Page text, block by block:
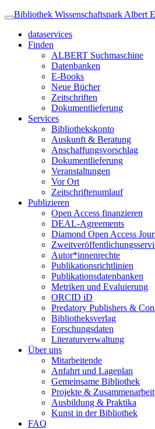
Bibliothek Wissenschaftspark Albert
dataservices
Finden
ALBERT Suchmaschine
Datenbanken
E-Books
Neue Bücher
Zeitschriften
Dokumentlieferung
Services
Bibliothekskonto
Auskunft & Beratung
Anschaffungsvorschlag
Dokumentlieferung
Veranstaltungen
Vor Ort
Zeitschriftenumlauf
Publizieren
Open Access finanzieren
DEAL-Agreements
Diamond Open Access
Autor*innenrechte
Publikationsrichtlinien
Publikationsdatenbanken
Metriken und Evaluierung
ORCID iD
Predatory Publishers &
Bibliotheksverlag
Forschungsdaten
Literaturverwaltung
Über uns
Mitarbeitende
Anfahrt und Lageplan
Gemeinsame Bibliothek
Projekte & Zusammenarbeit
Ausbildung & Praktika
Kunst in der Bibliothek
FAQ